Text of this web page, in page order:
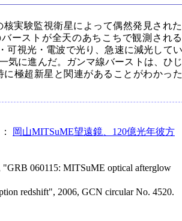
核実験監視衛星によって偶然発見され
ーストが全天のあちこちで観測され
可視光・電波で光り、急速に減光してい
気に進んだ。ガンマ線バーストは、ひじ
極超新星と関連があることがわかった
岡山MITSuME望遠鏡、120億光年彼方
"GRB 060115: MITSuME optical afterglow
redshift", 2006, GCN circular No. 4520.